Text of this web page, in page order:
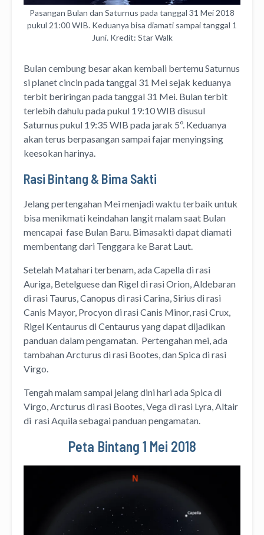
Pasangan Bulan dan Saturnus pada tanggal 31 Mei 2018
pukul 21:00 WIB. Keduanya bisa diamati sampai tanggal 1
Juni. Kredit: Star Walk
Bulan cembung besar akan kembali bertemu Saturnus
si planet cincin pada tanggal 31 Mei sejak keduanya
terbit beriringan pada tanggal 31 Mei. Bulan terbit
terlebih dahulu pada pukul 19:10 WIB disusul
Saturnus pukul 19:35 WIB pada jarak 5º. Keduanya
akan terus berpasangan sampai fajar menyingsing
keesokan harinya.
Rasi Bintang & Bima Sakti
Jelang pertengahan Mei menjadi waktu terbaik untuk
bisa menikmati keindahan langit malam saat Bulan
mencapai fase Bulan Baru. Bimasakti dapat diamati
membentang dari Tenggara ke Barat Laut.
Setelah Matahari terbenam, ada Capella di rasi
Auriga, Betelguese dan Rigel di rasi Orion, Aldebaran
di rasi Taurus, Canopus di rasi Carina, Sirius di rasi
Canis Mayor, Procyon di rasi Canis Minor, rasi Crux,
Rigel Kentaurus di Centaurus yang dapat dijadikan
panduan dalam pengamatan. Pertengahan mei, ada
tambahan Arcturus di rasi Bootes, dan Spica di rasi
Virgo.
Tengah malam sampai jelang dini hari ada Spica di
Virgo, Arcturus di rasi Bootes, Vega di rasi Lyra, Altair
di rasi Aquila sebagai panduan pengamatan.
Peta Bintang 1 Mei 2018